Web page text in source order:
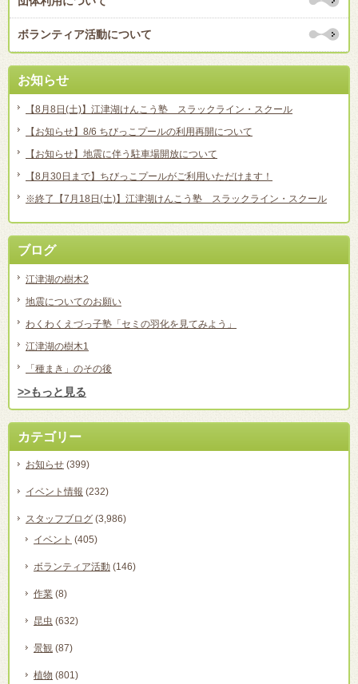
ボランティア活動について
お知らせ
【8月8日(土)】江津湖けんこう塾 スラックライン・スクール
【お知らせ】8/6 ちびっこプールの利用再開について
【お知らせ】地震に伴う駐車場開放について
【8月30日まで】ちびっこプールがご利用いただけます！
※終了【7月18日(土)】江津湖けんこう塾 スラックライン・スクール
ブログ
江津湖の樹木2
地震についてのお願い
わくわくえづっ子塾「セミの羽化を見てみよう」
江津湖の樹木1
「種まき」のその後
>>もっと見る
カテゴリー
お知らせ (399)
イベント情報 (232)
スタッフブログ (3,986)
イベント (405)
ボランティア活動 (146)
作業 (8)
昆虫 (632)
景観 (87)
植物 (801)